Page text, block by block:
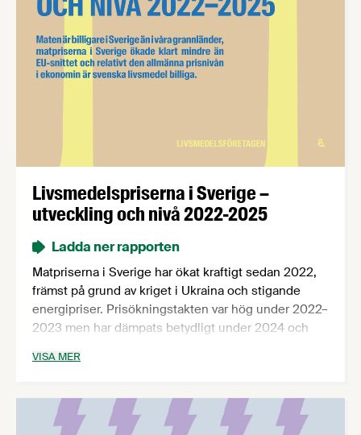
Livsmedelspriserna i Sverige –
utveckling och nivå 2022-2025
Ladda ner rapporten
Matpriserna i Sverige har ökat kraftigt sedan 2022,
främst på grund av kriget i Ukraina och stigande
energipriser. Prisökningstakten var hög under 2022–
2023 men har dämpats betydligt under 2024 och
prisnivåer på livsmedel i Sverige med EU-snittet
Norge.
VISA MER